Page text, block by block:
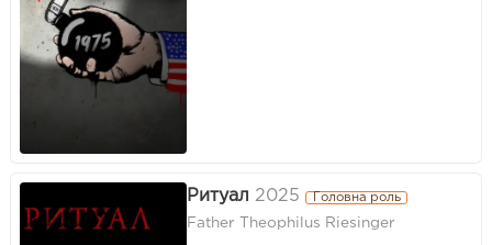
Ритуал 2025 Головна роль
Father Theophilus Riesinger